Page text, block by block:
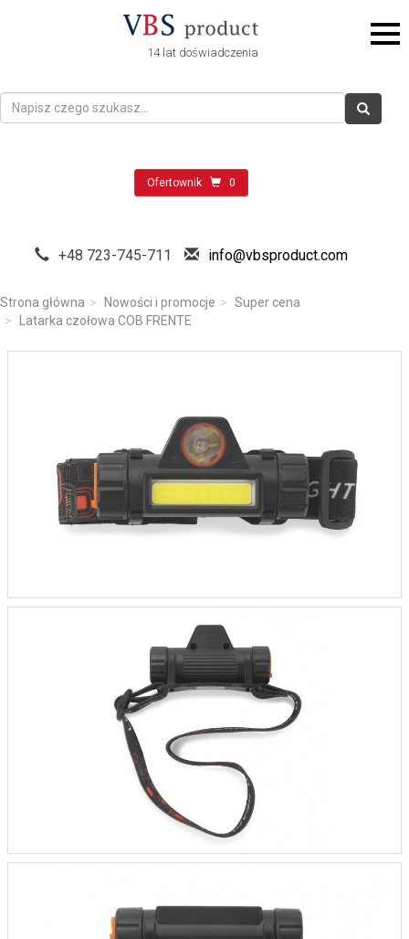
14 lat doświadczenia
Ofertownik 0
+48 723-745-711 info@vbsproduct.com
Strona główna Nowości i promocje
Super cena
Latarka czołowa COB FRENTE